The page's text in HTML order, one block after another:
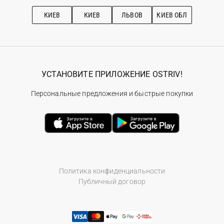
Рекомендации по уходу
КИЕВ КИЕВ ЛЬВОВ КИЕВ ОБЛ
Политика конфиденциальности
Публичный договор
УСТАНОВИТЕ ПРИЛОЖЕНИЕ OSTRIV!
Персональные предложения и быстрые покупки